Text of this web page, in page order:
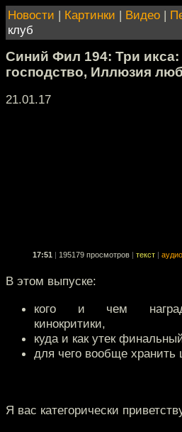
Новости | Картинки | Видео |
клуб
Синий Фил 194: Три
господство, Иллюзия
21.01.17
17:51 195179 просмотров текст
В этом выпуске:
кого и чем
кинокритики,
куда и как утек
для чего вообще хранить
Я вас категорически